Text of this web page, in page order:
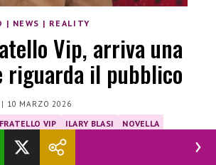
| NEWS | REALITY
Vip, arriva una
riguarda il pubblico
| 10 MARZO 2026
VIP ILARY BLASI
NOVELLA